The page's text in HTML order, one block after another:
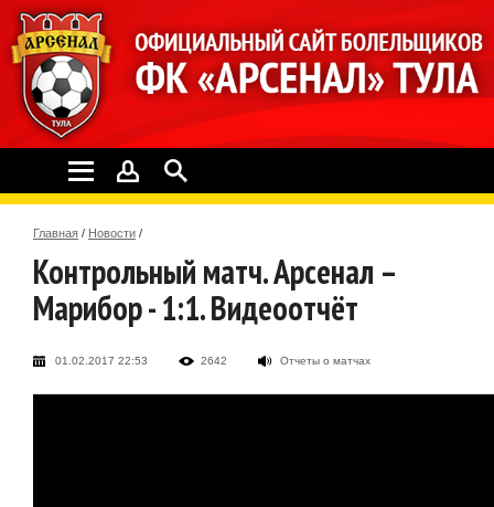
Главная / Новости /
Контрольный матч. Арсенал –
Марибор - 1:1. Видеоотчёт
01.02.2017 22:53 2642 Отчеты о матчах